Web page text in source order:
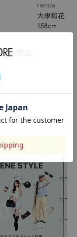
rienda
大學和花
158cm
る商品